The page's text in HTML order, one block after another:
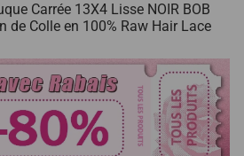
Carrée 13X4 Lisse NOIR BOB
de Colle en 100% Raw Hair Lace